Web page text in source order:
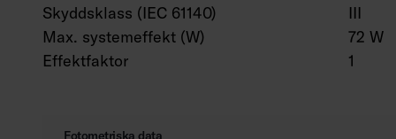
Skyddsklass (IEC 61140)
III
Max. systemeffekt (W)
72 W
Effektfaktor
1
Fotometriska data